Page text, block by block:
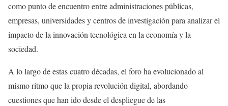
como punto de encuentro entre administraciones públicas,
empresas, universidades y centros de investigación para analizar el
impacto de la innovación tecnológica en la economía y la
sociedad.
A lo largo de estas cuatro décadas, el foro ha evolucionado al
mismo ritmo que la propia revolución digital, abordando
cuestiones que han ido desde el despliegue de las